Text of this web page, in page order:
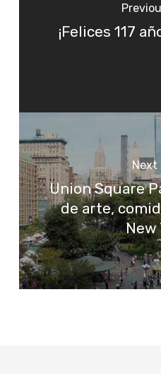
¡Felices 117
Next
Union Square
de arte,
New